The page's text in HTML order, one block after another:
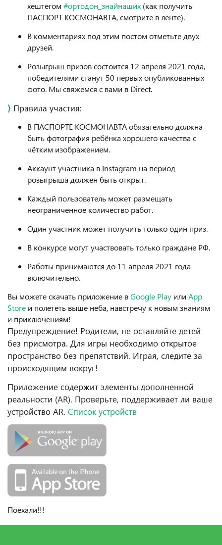
хештегом #ортодон_знайнаших (как получить
ПАСПОРТ КОСМОНАВТА, смотрите в ленте).
В комментариях под этим постом отметьте двух
друзей.
Розыгрыш призов состоится 12 апреля 2021 года,
победителями станут 50 первых опубликованных
фото. Мы свяжемся с вами в Direct.
⟩ Правила участия:
В ПАСПОРТЕ КОСМОНАВТА обязательно должна
быть фотография ребёнка хорошего качества с
чётким изображением.
Аккаунт участника в Instagram на период
розыгрыша должен быть открыт.
Каждый пользователь может размещать
неограниченное количество работ.
Один участник может получить только один приз.
В конкурсе могут участвовать только граждане РФ.
Работы принимаются до 11 апреля 2021 года
включительно.
Вы можете скачать приложение вGoogle Play или App
Store и полететь выше неба, навстречу к новым знаниям
и приключениям!
Предупреждение! Родители, не оставляйте детей
без присмотра. Для игры необходимо открытое
пространство без препятствий. Играя, следите за
происходящим вокруг!
Приложение содержит элементы дополненной
реальности (AR). Проверьте, поддерживает ли ваше
устройство AR. Список устройств
Поехали!!!